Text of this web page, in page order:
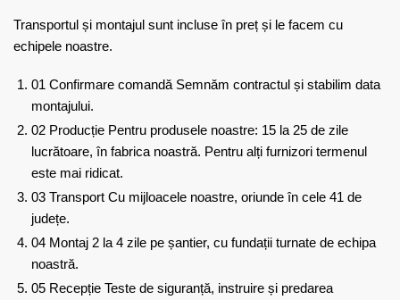
Transportul și montajul sunt incluse în preț și le facem cu
echipele noastre.
01 Confirmare comandă Semnăm contractul și stabilim data
montajului.
02 Producție Pentru produsele noastre: 15 la 25 de zile
lucrătoare, în fabrica noastră. Pentru alți furnizori termenul
este mai ridicat.
03 Transport Cu mijloacele noastre, oriunde în cele 41 de
județe.
04 Montaj 2 la 4 zile pe șantier, cu fundații turnate de echipa
noastră.
05 Recepție Teste de siguranță, instruire și predarea